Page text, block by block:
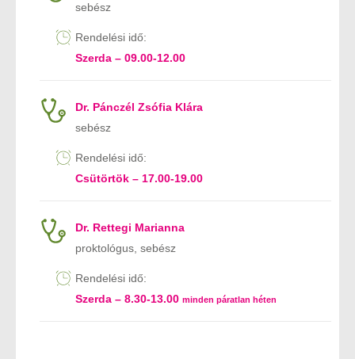
sebész
Rendelési idő:
Szerda – 09.00-12.00
Dr. Pánczél Zsófia Klára
sebész
Rendelési idő:
Csütörtök – 17.00-19.00
Dr. Rettegi Marianna
proktológus, sebész
Rendelési idő:
Szerda – 8.30-13.00 minden páratlan héten